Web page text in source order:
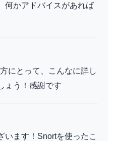
何かアドバイスがあれば
にとって、こんなに詳し
ょう！感謝です
います！Snortを使ったこ